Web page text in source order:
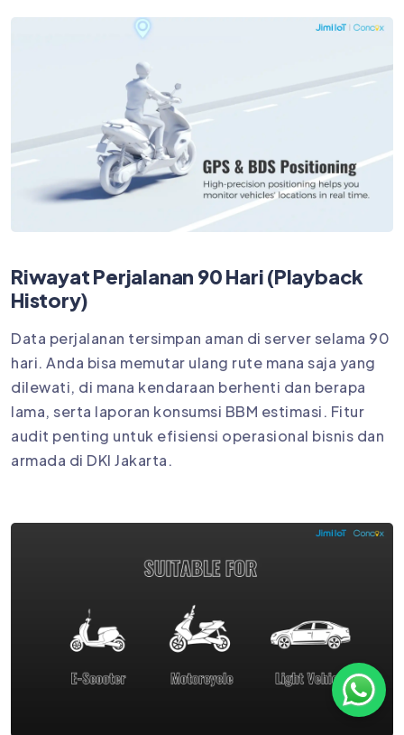
Riwayat Perjalanan 90 Hari (Playback
History)
Data perjalanan tersimpan aman di server selama 90
hari. Anda bisa memutar ulang rute mana saja yang
dilewati, di mana kendaraan berhenti dan berapa
lama, serta laporan konsumsi BBM estimasi. Fitur
audit penting untuk efisiensi operasional bisnis dan
armada di DKI Jakarta.